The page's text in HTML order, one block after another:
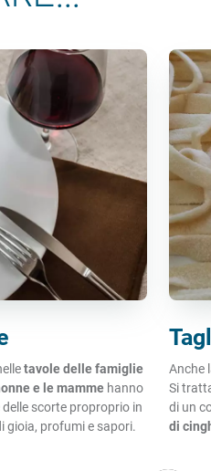
tavole delle famiglie
e le mamme hanno
scorte proproprio in
gioia, profumi e sapori.
Anche
Si
di un
di